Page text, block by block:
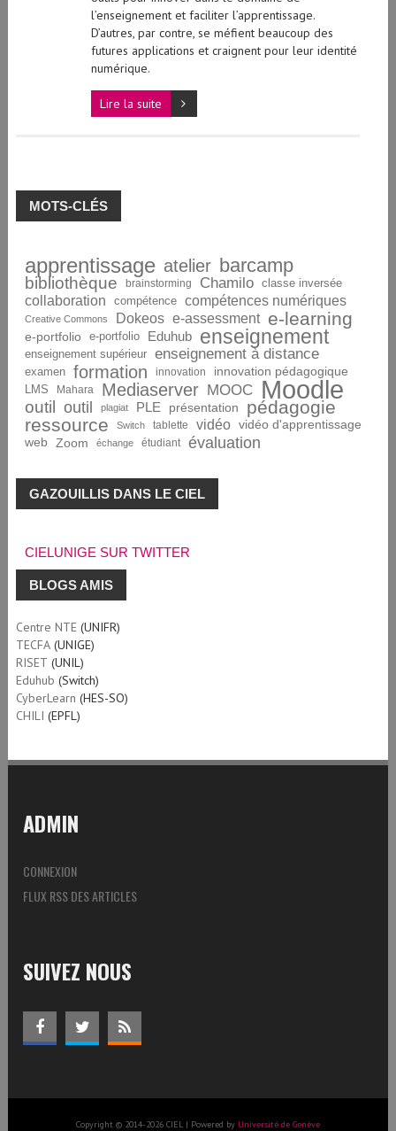
l’enseignement et faciliter l’apprentissage.
D’autres, par contre, se méfient beaucoup des
futures applications et craignent pour leur identité
numérique.
Lire la suite
MOTS-CLÉS
apprentissage atelier barcamp
bibliothèque brainstorming Chamilo classe inversée
collaboration compétence compétences numériques
Creative Commons Dokeos e-assessment e-learning
e-portfolio e-portfolio Eduhub enseignement
enseignement supérieur enseignement à distance
examen formation innovation innovation pédagogique
LMS Mahara Mediaserver MOOC Moodle
outil outil plagiat PLE présentation
pédagogie
ressource
Switch tablette vidéo
vidéo d'apprentissage
web
Zoom échange étudiant évaluation
GAZOUILLIS DANS LE CIEL
CIELUNIGE SUR TWITTER
BLOGS AMIS
Centre NTE(UNIFR)
TECFA(UNIGE)
RISET (UNIL)
Eduhub (Switch)
CyberLearn (HES-SO)
CHILI (EPFL)
ADMIN
CONNEXION
FLUX RSS DES ARTICLES
SUIVEZ NOUS
Copyright © 2014-2026 CIEL | Powered by Université de Genève